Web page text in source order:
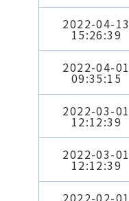
2022-04-13
15:26:39
2022-04-01
09:35:15
2022-03-01
12:12:39
2022-03-01
12:12:39
2022-02-01